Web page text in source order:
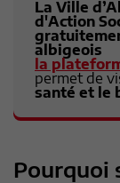
La Ville
d'Action
albigeois
la
permet de
santé et le
Pourquoi